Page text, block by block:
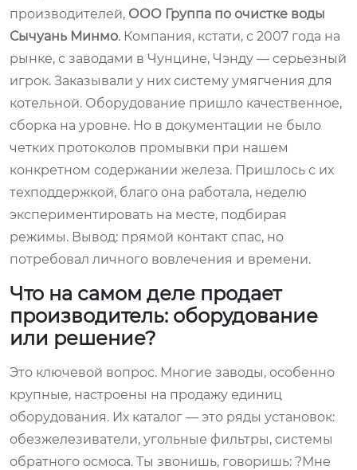
производителей, ООО Группа по очистке воды
Сычуань Минмо. Компания, кстати, с 2007 года на
рынке, с заводами в Чунцине, Чэнду — серьезный
игрок. Заказывали у них систему умягчения для
котельной. Оборудование пришло качественное,
сборка на уровне. Но в документации не было
четких протоколов промывки при нашем
конкретном содержании железа. Пришлось с их
техподдержкой, благо она работала, неделю
экспериментировать на месте, подбирая
режимы. Вывод: прямой контакт спас, но
потребовал личного вовлечения и времени.
Что на самом деле продает
производитель: оборудование
или решение?
Это ключевой вопрос. Многие заводы, особенно
крупные, настроены на продажу единиц
оборудования. Их каталог — это ряды установок:
обезжелезиватели, угольные фильтры, системы
обратного осмоса. Ты звонишь, говоришь: ?Мне